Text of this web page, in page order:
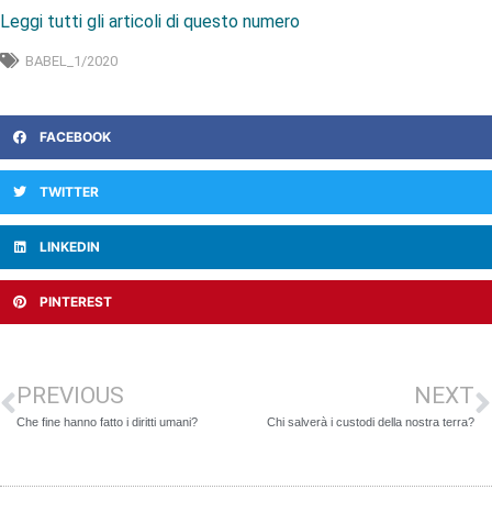
Leggi tutti gli articoli di questo numero
BABEL_1/2020
FACEBOOK
TWITTER
LINKEDIN
PINTEREST
PREVIOUS
Che fine hanno fatto i diritti umani?
NEXT
Chi salverà i custodi della nostra terra?